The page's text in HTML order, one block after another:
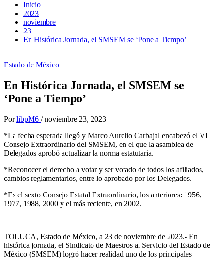
Inicio
2023
noviembre
23
En Histórica Jornada, el SMSEM se ‘Pone a Tiempo’
Estado de México
En Histórica Jornada, el SMSEM se
‘Pone a Tiempo’
Por libpM6 / noviembre 23, 2023
*La fecha esperada llegó y Marco Aurelio Carbajal encabezó el VI
Consejo Extraordinario del SMSEM, en el que la asamblea de
Delegados aprobó actualizar la norma estatutaria.
*Reconocer el derecho a votar y ser votado de todos los afiliados,
cambios reglamentarios, entre lo aprobado por los Delegados.
*Es el sexto Consejo Estatal Extraordinario, los anteriores: 1956,
1977, 1988, 2000 y el más reciente, en 2002.
TOLUCA, Estado de México, a 23 de noviembre de 2023.- En
histórica jornada, el Sindicato de Maestros al Servicio del Estado de
México (SMSEM) logró hacer realidad uno de los principales